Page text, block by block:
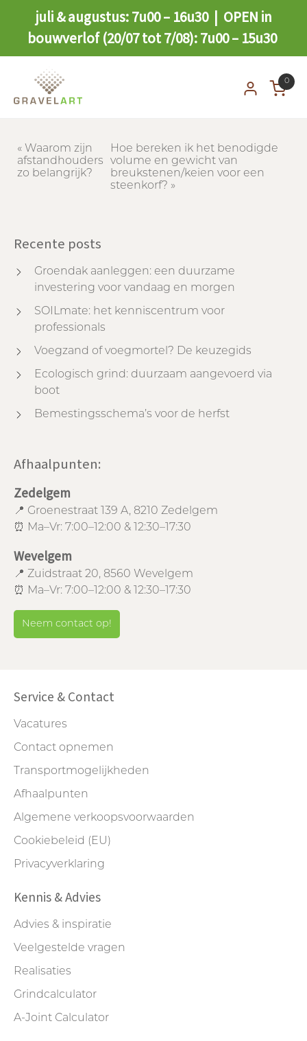
juli & augustus: 7u00 – 16u30 | OPEN in
bouwverlof (20/07 tot 7/08): 7u00 – 15u30
0
« Waarom zijn
afstandhouders
zo belangrijk?
Hoe bereken ik het benodigde
volume en gewicht van
breukstenen/keien voor een
steenkorf? »
Recente posts
Groendak aanleggen: een duurzame
investering voor vandaag en morgen
SOILmate: het kenniscentrum voor
professionals
Voegzand of voegmortel? De keuzegids
Ecologisch grind: duurzaam aangevoerd via
boot
Bemestingsschema’s voor de herfst
Afhaalpunten:
Zedelgem
📍 Groenestraat 139 A, 8210 Zedelgem
⏰ Ma–Vr: 7:00–12:00 & 12:30–17:30
Wevelgem
📍 Zuidstraat 20, 8560 Wevelgem
⏰ Ma–Vr: 7:00–12:00 & 12:30–17:30
Neem contact op!
Service & Contact
Vacatures
Contact opnemen
Transportmogelijkheden
Afhaalpunten
Algemene verkoopsvoorwaarden
Cookiebeleid (EU)
Privacyverklaring
Kennis & Advies
Advies & inspiratie
Veelgestelde vragen
Realisaties
Grindcalculator
A-Joint Calculator